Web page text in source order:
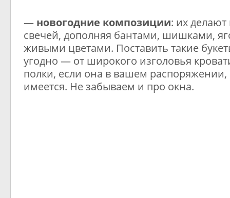
— новогодние композиции: их делают
свечей, дополняя бантами, шишками,
живыми цветами. Поставить такие
угодно — от широкого изголовья
полки, если она в вашем распоряжении,
имеется. Не забываем и про окна.